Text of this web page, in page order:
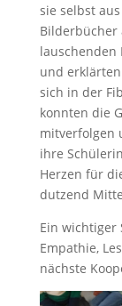
sie selbst
Bilderbücher
lauschenden
und
sich in der
konnten die
mitverfolgen
ihre
Herzen für
dutzend
Ein wichtiger
Empathie,
nächste